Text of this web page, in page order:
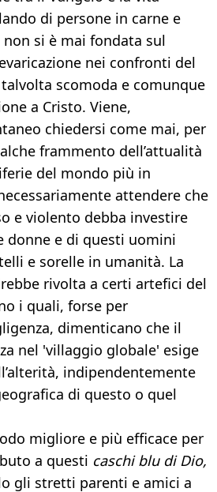
di persone in carne e
si è mai fondata sul
nei confronti del
scomoda e comunque
a Cristo. Viene,
chiedersi come mai, per
frammento dell’attualità
del mondo più in
attendere che
e violento debba investire
donne e di questi uomini
e sorelle in umanità. La
rivolta a certi artefici del
i quali, forse per
dimenticano che il
nel 'villaggio globale' esige
indipendentemente
di questo o quel
migliore e più efficace per
a questi caschi blu di Dio,
gli stretti parenti e amici a